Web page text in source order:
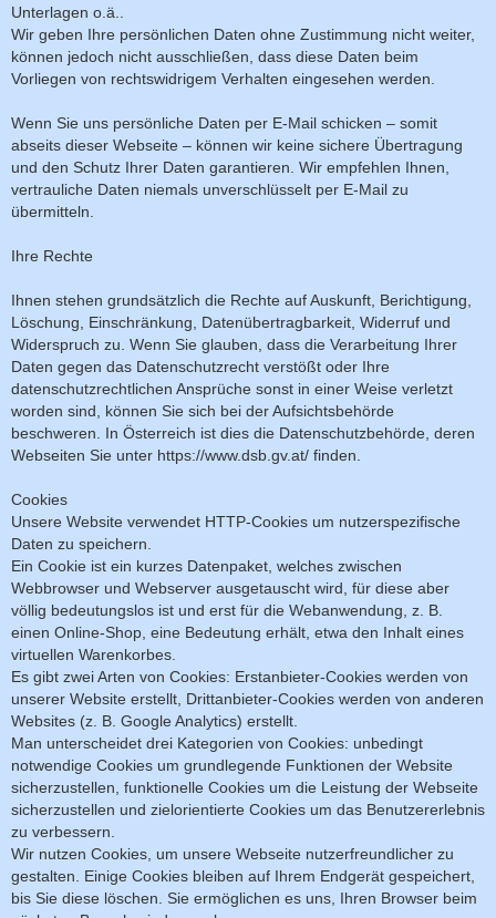
Unterlagen o.ä..
Wir geben Ihre persönlichen Daten ohne Zustimmung nicht weiter,
können jedoch nicht ausschließen, dass diese Daten beim
Vorliegen von rechtswidrigem Verhalten eingesehen werden.
Wenn Sie uns persönliche Daten per E-Mail schicken – somit
abseits dieser Webseite – können wir keine sichere Übertragung
und den Schutz Ihrer Daten garantieren. Wir empfehlen Ihnen,
vertrauliche Daten niemals unverschlüsselt per E-Mail zu
übermitteln.
Ihre Rechte
Ihnen stehen grundsätzlich die Rechte auf Auskunft, Berichtigung,
Löschung, Einschränkung, Datenübertragbarkeit, Widerruf und
Widerspruch zu. Wenn Sie glauben, dass die Verarbeitung Ihrer
Daten gegen das Datenschutzrecht verstößt oder Ihre
datenschutzrechtlichen Ansprüche sonst in einer Weise verletzt
worden sind, können Sie sich bei der Aufsichtsbehörde
beschweren. In Österreich ist dies die Datenschutzbehörde, deren
Webseiten Sie unter https://www.dsb.gv.at/ finden.
Cookies
Unsere Website verwendet HTTP-Cookies um nutzerspezifische
Daten zu speichern.
Ein Cookie ist ein kurzes Datenpaket, welches zwischen
Webbrowser und Webserver ausgetauscht wird, für diese aber
völlig bedeutungslos ist und erst für die Webanwendung, z. B.
einen Online-Shop, eine Bedeutung erhält, etwa den Inhalt eines
virtuellen Warenkorbes.
Es gibt zwei Arten von Cookies: Erstanbieter-Cookies werden von
unserer Website erstellt, Drittanbieter-Cookies werden von anderen
Websites (z. B. Google Analytics) erstellt.
Man unterscheidet drei Kategorien von Cookies: unbedingt
notwendige Cookies um grundlegende Funktionen der Website
sicherzustellen, funktionelle Cookies um die Leistung der Webseite
sicherzustellen und zielorientierte Cookies um das Benutzererlebnis
zu verbessern.
Wir nutzen Cookies, um unsere Webseite nutzerfreundlicher zu
gestalten. Einige Cookies bleiben auf Ihrem Endgerät gespeichert,
bis Sie diese löschen. Sie ermöglichen es uns, Ihren Browser beim